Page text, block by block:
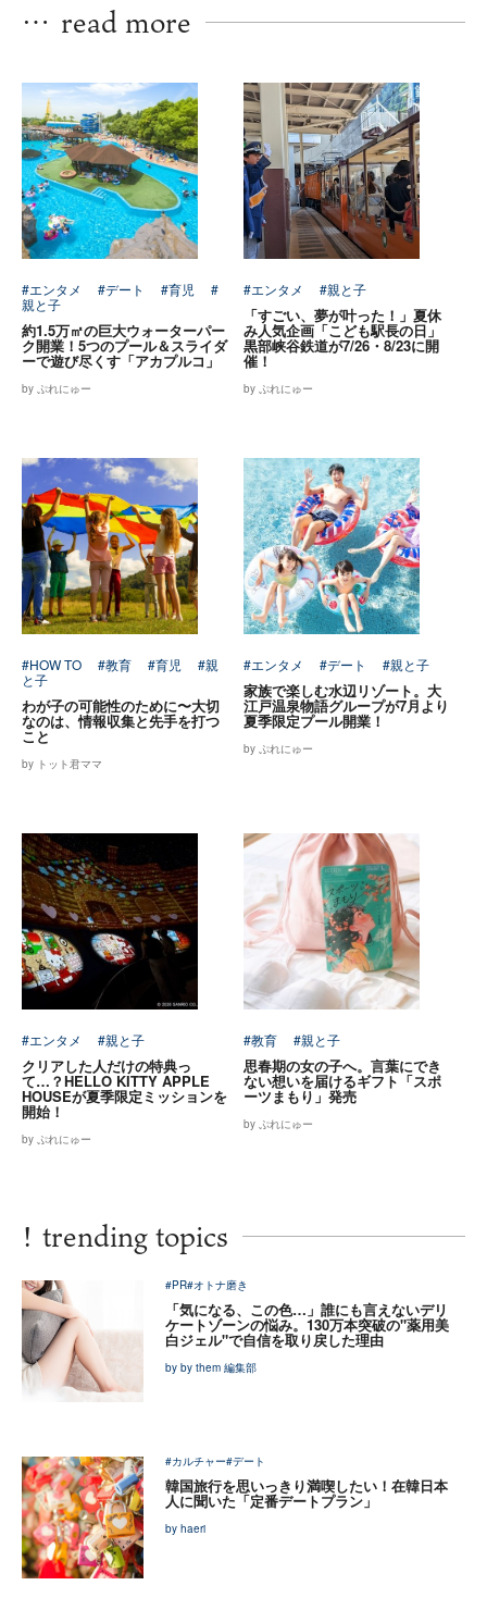
… read more
#エンタメ #デート #育児
#
親と子
約1.5万㎡の巨大ウォーターパー
ク開業！5つのプール＆スライダ
ーで遊び尽くす「アカプルコ」
by ぷれにゅー
#エンタメ #親と子
「すごい、夢が叶った！」夏休
み人気企画「こども駅長の日」
黒部峡谷鉄道が7/26・8/23に開
催！
by ぷれにゅー
#HOW TO #教育 #育児
#親
と子
わが子の可能性のために〜大切
なのは、情報収集と先手を打つ
こと
by トット君ママ
#エンタメ #デート #親と子
家族で楽しむ水辺リゾート。大
江戸温泉物語グループが7月より
夏季限定プール開業！
by ぷれにゅー
#エンタメ #親と子
クリアした人だけの特典っ
て…？HELLO KITTY APPLE
HOUSEが夏季限定ミッションを
開始！
by ぷれにゅー
#教育 #親と子
思春期の女の子へ。言葉にでき
ない想いを届けるギフト「スポ
ーツまもり」発売
by ぷれにゅー
! trending topics
#PR#オトナ磨き
「気になる、この色…」誰にも言えないデリ
ケートゾーンの悩み。130万本突破の"薬用美
白ジェル"で自信を取り戻した理由
by by them 編集部
#カルチャー#デート
韓国旅行を思いっきり満喫したい！在韓日本
人に聞いた「定番デートプラン」
by haeri